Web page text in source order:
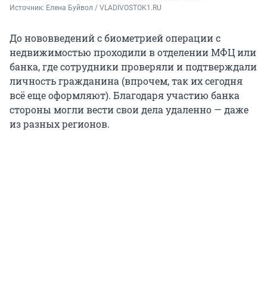
Источник: Елена Буйвол / VLADIVOSTOK1.RU
До нововведений с биометрией операции с
недвижимостью проходили в отделении МФЦ или
банка, где сотрудники проверяли и подтверждали
личность гражданина (впрочем, так их сегодня
всё еще оформляют). Благодаря участию банка
стороны могли вести свои дела удаленно — даже
из разных регионов.